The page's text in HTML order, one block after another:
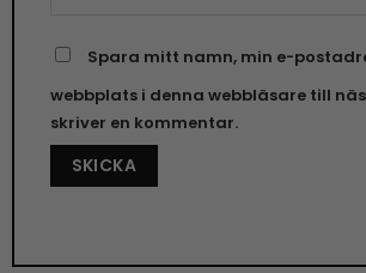
Spara mitt namn, min e-
webbplats i denna webbläsare till
skriver en kommentar.